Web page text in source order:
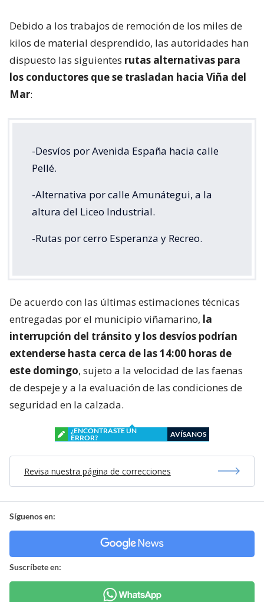
Debido a los trabajos de remoción de los miles de
kilos de material desprendido, las autoridades han
dispuesto las siguientes rutas alternativas para
los conductores que se trasladan hacia Viña del
Mar:
-Desvíos por Avenida España hacia calle
Pellé.
-Alternativa por calle Amunátegui, a la
altura del Liceo Industrial.
-Rutas por cerro Esperanza y Recreo.
De acuerdo con las últimas estimaciones técnicas
entregadas por el municipio viñamarino, la
interrupción del tránsito y los desvíos podrían
extenderse hasta cerca de las 14:00 horas de
este domingo, sujeto a la velocidad de las faenas
de despeje y a la evaluación de las condiciones de
seguridad en la calzada.
¿ENCONTRASTE UN
ERROR?
AVÍSANOS
Revisa nuestra página de correcciones
Síguenos en:
Suscríbete en: